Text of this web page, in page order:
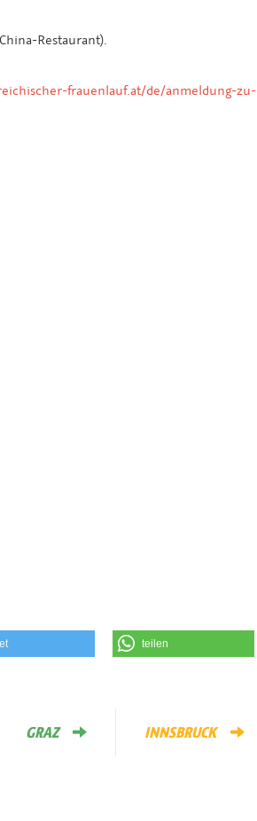
Restaurant).
frauenlauf.at/de/anmeldung-zu-
teilen
GRAZ INNSBRUCK